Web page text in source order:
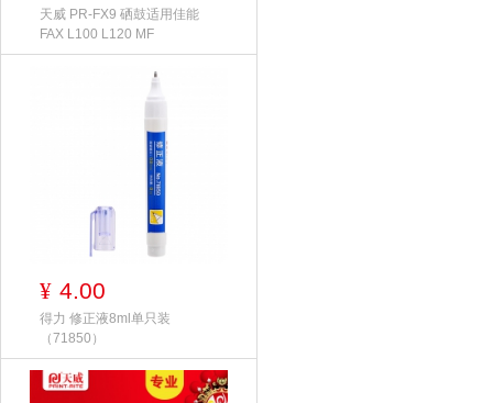
天威 PR-FX9 硒鼓适用佳能
FAX L100 L120 MF
¥ 4.00
得力 修正液8ml单只装
（71850）